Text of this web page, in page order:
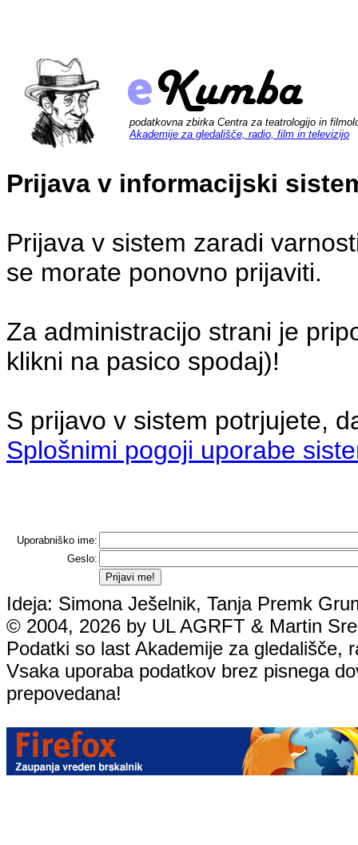
podatkovna zbirka Centra za teatrologijo in
Akademije za gledališče, radio, film in televizijo
Prijava v informacijski
Prijava v sistem zaradi
se morate ponovno prijaviti.
Za administracijo strani je
klikni na pasico spodaj)!
S prijavo v sistem potrjujete,
Splošnimi pogoji uporabe
Uporabniško ime:
Geslo:
Ideja: Simona Ješelnik, Tanja Premk
© 2004, 2026 by UL AGRFT & Martin
Podatki so last Akademije za gledališče,
Vsaka uporaba podatkov brez pisnega
prepovedana!